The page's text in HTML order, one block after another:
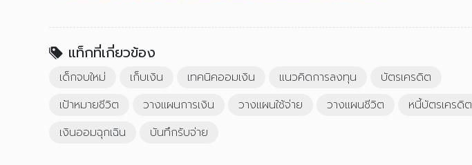
แท็กที่เกี่ยวข้อง
เด็กจบใหม่ เก็บเงิน เทคนิคออมเงิน แนวคิดการลงทุน
บัตรเครดิต
เป้าหมายชีวิต
วางแผนการเงิน วางแผนใช้จ่าย วางแผนชีวิต
หนี้บัตรเครดิต
เงินออมฉุกเฉิน
บันทึกรับจ่าย